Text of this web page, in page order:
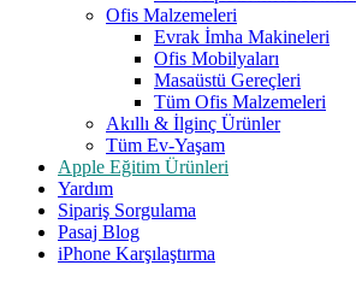
Ofis Malzemeleri
Evrak İmha Makineleri
Ofis Mobilyaları
Masaüstü Gereçleri
Tüm Ofis Malzemeleri
Akıllı & İlginç Ürünler
Tüm Ev-Yaşam
Apple Eğitim Ürünleri
Yardım
Sipariş Sorgulama
Pasaj Blog
iPhone Karşılaştırma